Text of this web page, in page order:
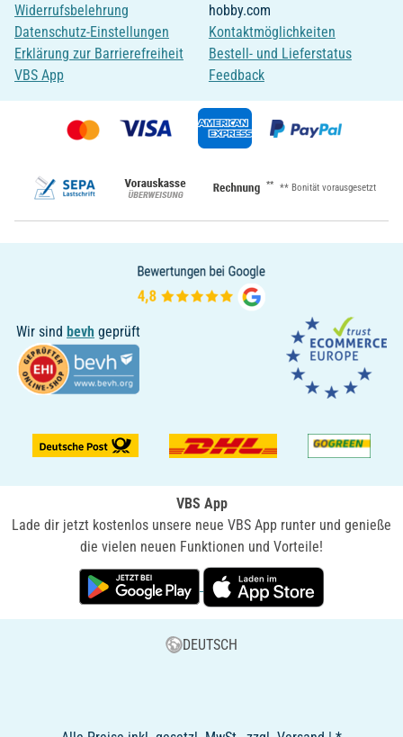
Widerrufsbelehrung
Datenschutz-Einstellungen
Erklärung zur Barrierefreiheit
VBS App
hobby.com
Kontaktmöglichkeiten
Bestell- und Lieferstatus
Feedback
** ** Bonität vorausgesetzt
Wir sind bevh geprüft
VBS App
Lade dir jetzt kostenlos unsere neue VBS App runter und genieße
die vielen neuen Funktionen und Vorteile!
DEUTSCH